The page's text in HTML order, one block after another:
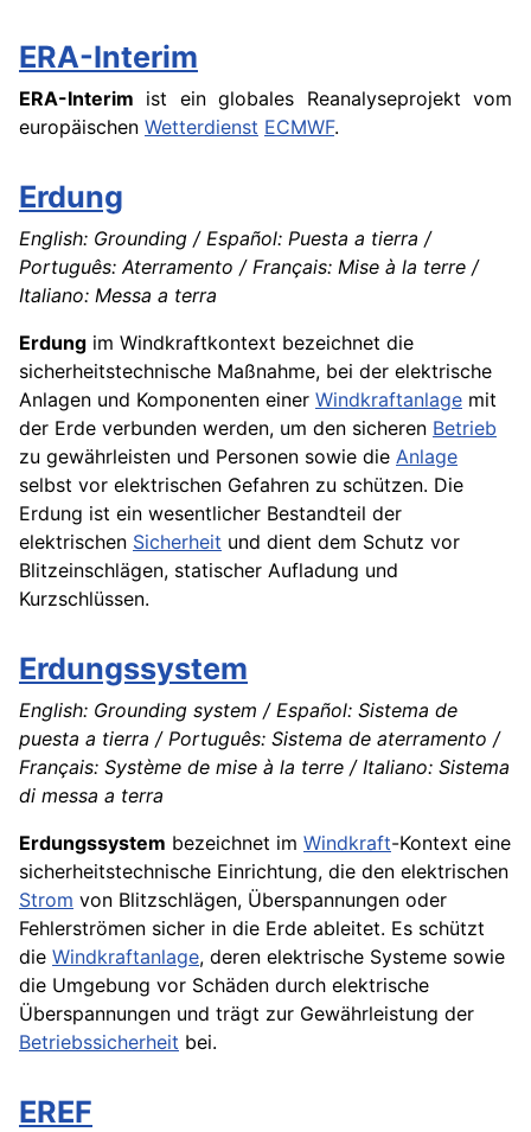
ERA-Interim
ERA-Interim ist ein globales Reanalyseprojekt vom
europäischen Wetterdienst ECMWF.
Erdung
English: Grounding / Español: Puesta a tierra /
Português: Aterramento / Français: Mise à la terre /
Italiano: Messa a terra
Erdung im Windkraftkontext bezeichnet die
sicherheitstechnische Maßnahme, bei der elektrische
Anlagen und Komponenten einer Windkraftanlage mit
der Erde verbunden werden, um den sicheren Betrieb
zu gewährleisten und Personen sowie die Anlage
selbst vor elektrischen Gefahren zu schützen. Die
Erdung ist ein wesentlicher Bestandteil der
elektrischen Sicherheit und dient dem Schutz vor
Blitzeinschlägen, statischer Aufladung und
Kurzschlüssen.
Erdungssystem
English: Grounding system / Español: Sistema de
puesta a tierra / Português: Sistema de aterramento /
Français: Système de mise à la terre / Italiano: Sistema
di messa a terra
Erdungssystem bezeichnet im Windkraft-Kontext eine
sicherheitstechnische Einrichtung, die den elektrischen
Strom von Blitzschlägen, Überspannungen oder
Fehlerströmen sicher in die Erde ableitet. Es schützt
die Windkraftanlage, deren elektrische Systeme sowie
die Umgebung vor Schäden durch elektrische
Überspannungen und trägt zur Gewährleistung der
Betriebssicherheit bei.
EREF